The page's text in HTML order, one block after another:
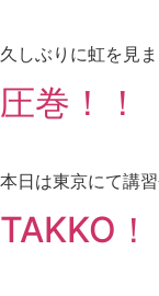
久しぶりに虹を見
圧巻！！
本日は東京にて講
TAKKO！